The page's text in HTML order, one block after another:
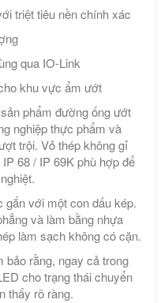
triệt tiêu nền chính xác
qua IO-Link
khu vực ẩm ướt
phẩm đường ống ướt
nghiệp thực phẩm và
trội. Vỏ thép không gỉ
68 / IP 69K phù hợp để
với một con dấu kép.
và làm bằng nhựa
làm sạch không có cặn.
bảo rằng, ngay cả trong
cho trạng thái chuyển
thấy rõ ràng.